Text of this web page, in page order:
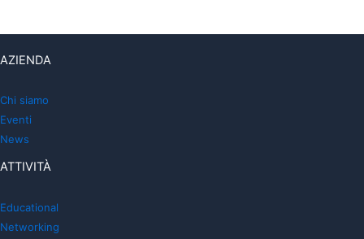
AZIENDA
Chi siamo
Eventi
News
ATTIVITÀ
Educational
Networking